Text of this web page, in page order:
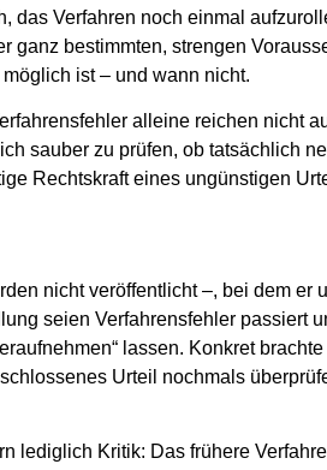
das Verfahren noch einmal
ganz bestimmten, strengen
ist– und wann nicht.
alleine reichen nicht
sauber zu prüfen, ob tatsächlich
Rechtskraft eines ungünstigen
nicht veröffentlicht –, bei dem er
seien Verfahrensfehler passiert
lassen. Konkret
Urteil nochmals
lediglich Kritik: Das frühere